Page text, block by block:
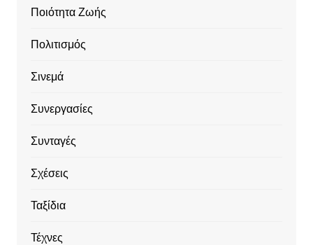
Ποιότητα Ζωής
Πολιτισμός
Σινεμά
Συνεργασίες
Συνταγές
Σχέσεις
Ταξίδια
Τέχνες